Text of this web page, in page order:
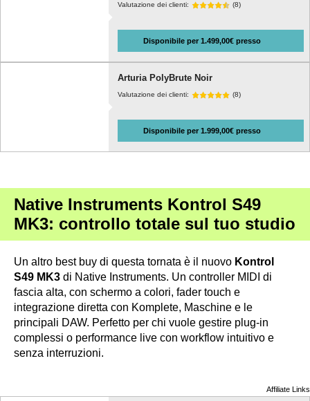
Valutazione dei clienti: (8)
Disponibile per 1.499,00€ presso
Arturia PolyBrute Noir
Valutazione dei clienti: (8)
Disponibile per 1.999,00€ presso
Native Instruments Kontrol S49
MK3: controllo totale sul tuo studio
Un altro best buy di questa tornata è il nuovo Kontrol
S49 MK3 di Native Instruments. Un controller MIDI di
fascia alta, con schermo a colori, fader touch e
integrazione diretta con Komplete, Maschine e le
principali DAW. Perfetto per chi vuole gestire plug-in
complessi o performance live con workflow intuitivo e
senza interruzioni.
Affiliate Links